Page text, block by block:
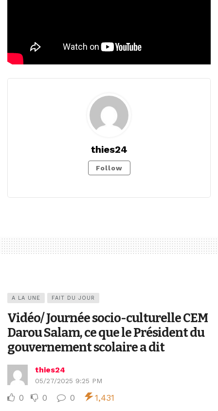
thies24
Follow
A LA UNE FAIT DU JOUR
Vidéo/ Journée socio-culturelle CEM
Darou Salam, ce que le Président du
gouvernement scolaire a dit
thies24
05/27/2025 9:25 PM
0 0 0 1,431